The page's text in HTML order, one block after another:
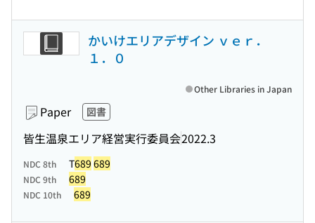
かいけエリアデザイン ｖｅｒ．
１．０
Paper 図書
皆生温泉エリア経営実行委員会2022.3
Other Libraries in Japan
NDC 8th T689 689
NDC 9th 689
NDC 10th 689